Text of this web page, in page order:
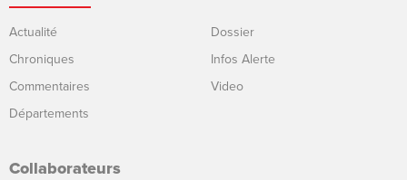
Actualité
Chroniques
Commentaires
Départements
Dossier
Infos Alerte
Video
Collaborateurs